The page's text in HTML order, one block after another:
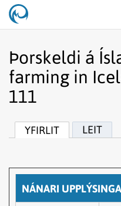
Þorskeldi á
farming in
111
YFIRLIT LEIT
NÁNARI